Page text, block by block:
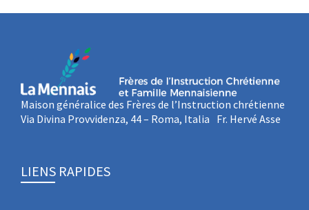
Maison généralice des Frères de l’Instruction chrétienne
Via Divina Provvidenza, 44 – Roma, Italia Fr. Hervé Asse
LIENS RAPIDES